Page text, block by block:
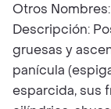
Otros Nombres:
Descripción:
gruesas y
panícula
esparcida, sus